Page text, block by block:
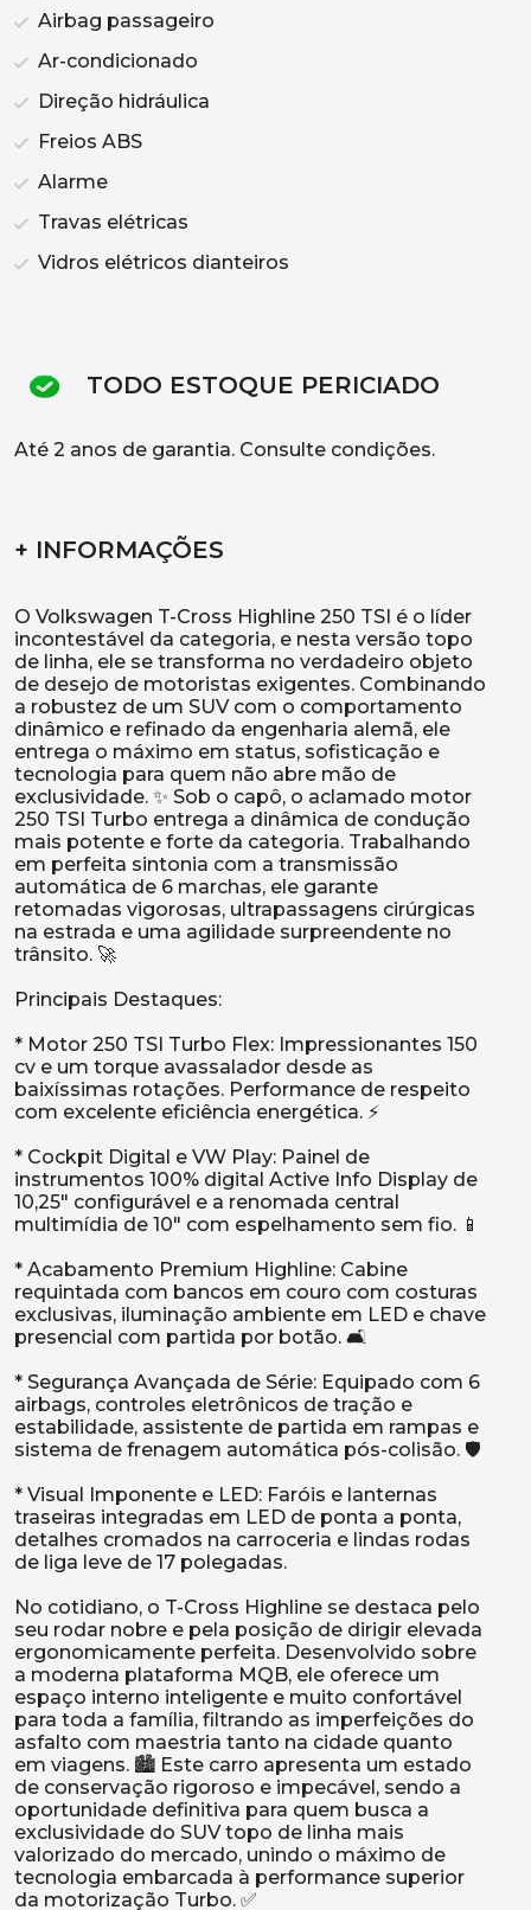
Airbag passageiro
Ar-condicionado
Direção hidráulica
Freios ABS
Alarme
Travas elétricas
Vidros elétricos dianteiros
TODO ESTOQUE PERICIADO
Até 2 anos de garantia. Consulte condições.
+ INFORMAÇÕES
O Volkswagen T-Cross Highline 250 TSI é o líder
incontestável da categoria, e nesta versão topo
de linha, ele se transforma no verdadeiro objeto
de desejo de motoristas exigentes. Combinando
a robustez de um SUV com o comportamento
dinâmico e refinado da engenharia alemã, ele
entrega o máximo em status, sofisticação e
tecnologia para quem não abre mão de
exclusividade. ✨ Sob o capô, o aclamado motor
250 TSI Turbo entrega a dinâmica de condução
mais potente e forte da categoria. Trabalhando
em perfeita sintonia com a transmissão
automática de 6 marchas, ele garante
retomadas vigorosas, ultrapassagens cirúrgicas
na estrada e uma agilidade surpreendente no
trânsito. 🚀
Principais Destaques:
* Motor 250 TSI Turbo Flex: Impressionantes 150
cv e um torque avassalador desde as
baixíssimas rotações. Performance de respeito
com excelente eficiência energética. ⚡
* Cockpit Digital e VW Play: Painel de
instrumentos 100% digital Active Info Display de
10,25" configurável e a renomada central
multimídia de 10" com espelhamento sem fio. 📱
* Acabamento Premium Highline: Cabine
requintada com bancos em couro com costuras
exclusivas, iluminação ambiente em LED e chave
presencial com partida por botão. 🛋️
* Segurança Avançada de Série: Equipado com 6
airbags, controles eletrônicos de tração e
estabilidade, assistente de partida em rampas e
sistema de frenagem automática pós-colisão. 🛡️
* Visual Imponente e LED: Faróis e lanternas
traseiras integradas em LED de ponta a ponta,
detalhes cromados na carroceria e lindas rodas
de liga leve de 17 polegadas.
No cotidiano, o T-Cross Highline se destaca pelo
seu rodar nobre e pela posição de dirigir elevada
ergonomicamente perfeita. Desenvolvido sobre
a moderna plataforma MQB, ele oferece um
espaço interno inteligente e muito confortável
para toda a família, filtrando as imperfeições do
asfalto com maestria tanto na cidade quanto
em viagens. 🏙️ Este carro apresenta um estado
de conservação rigoroso e impecável, sendo a
oportunidade definitiva para quem busca a
exclusividade do SUV topo de linha mais
valorizado do mercado, unindo o máximo de
tecnologia embarcada à performance superior
da motorização Turbo. ✅